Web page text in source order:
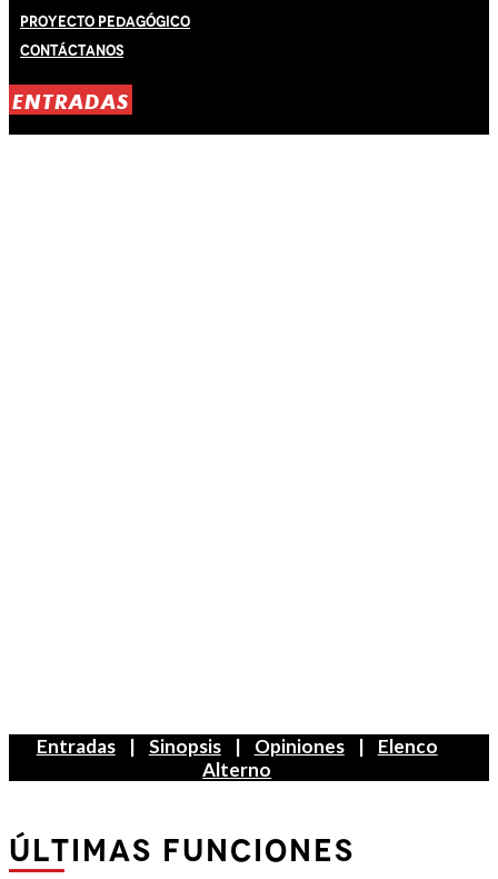
Proyecto Pedagógico
Contáctanos
ENTRADAS
Entradas| Sinopsis| Opiniones| Elenco
Alterno
ÚLTIMAS FUNCIONES